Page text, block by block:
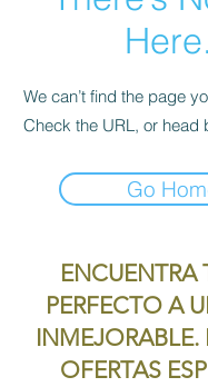
We can’t find the page
Check the URL, or head
Go
ENCUENTRA
PERFECTO A
INMEJORABLE.
OFERTAS